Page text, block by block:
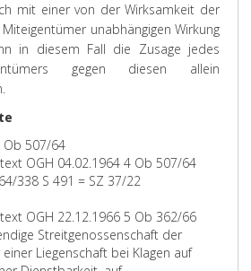
mit einer von der Wirksamkeit der
unabhängigen Wirkung
in diesem Fall die Zusage jedes
gegen diesen allein
Ob 507/64
OGH 04.02.1964 4 Ob 507/64
338 S 491 = SZ 37/22
OGH 22.12.1966 5 Ob 362/66
Streitgenossenschaft der
Liegenschaft bei Klagen auf